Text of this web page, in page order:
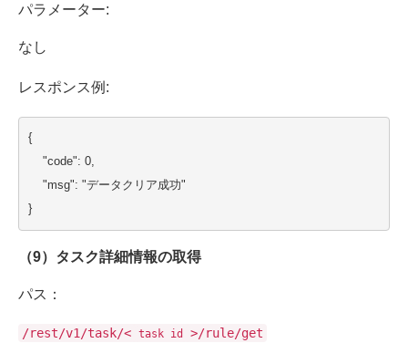
パラメーター:
なし
レスポンス例:
{
    "code": 0,
    "msg": "データクリア成功"
}
（9）タスク詳細情報の取得
パス：
/rest/v1/task/< task id >/rule/get